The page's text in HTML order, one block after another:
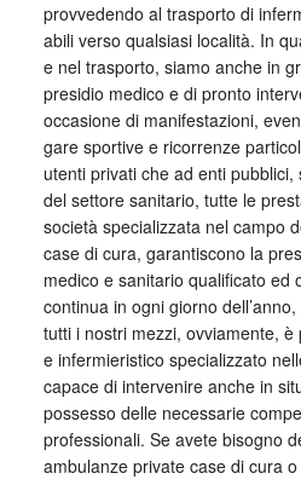
provvedendo al trasporto di
abili verso qualsiasi località. In
e nel trasporto, siamo anche in
presidio medico e di pronto
occasione di manifestazioni,
gare sportive e ricorrenze
utenti privati che ad enti
del settore sanitario, tutte le
società specializzata nel campo
case di cura, garantiscono la
medico e sanitario qualificato ed
continua in ogni giorno
tutti i nostri mezzi, ovviamente,
e infermieristico specializzato
capace di intervenire anche in
possesso delle necessarie
professionali. Se avete bisogno
ambulanze private case di cura